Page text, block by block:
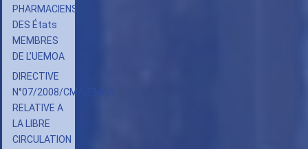
PHARMACIENS
DES États
MEMBRES
DE L’UEMOA
DIRECTIVE
N°07/2008/CM/UEMOA
RELATIVE A
LA LIBRE
CIRCULATION